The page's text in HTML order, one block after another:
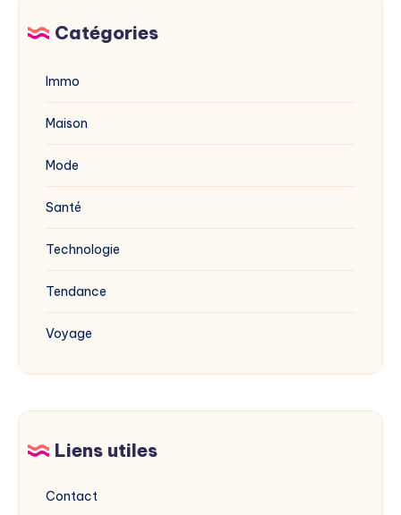
blanc
Catégories
Immo
Maison
Mode
Santé
Technologie
Tendance
Voyage
Liens utiles
Contact